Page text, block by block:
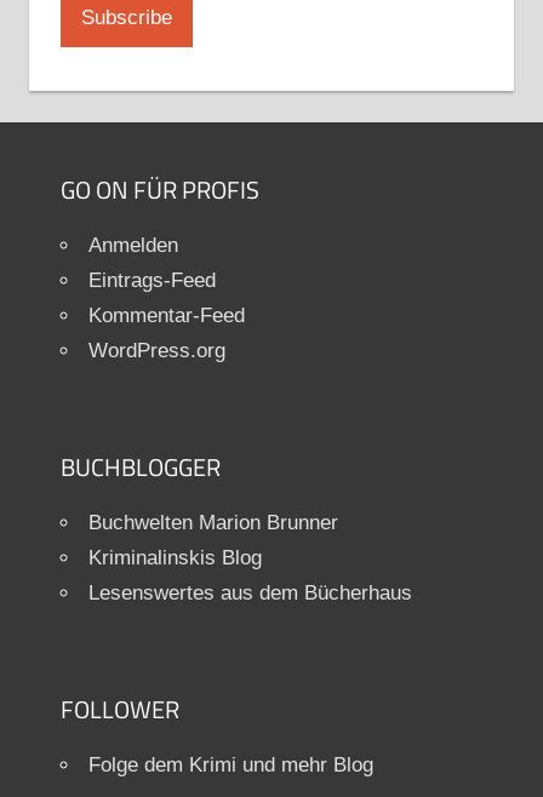
GO ON FÜR PROFIS
Anmelden
Eintrags-Feed
Kommentar-Feed
WordPress.org
BUCHBLOGGER
Buchwelten Marion Brunner
Kriminalinskis Blog
Lesenswertes aus dem Bücherhaus
FOLLOWER
Folge dem Krimi und mehr Blog